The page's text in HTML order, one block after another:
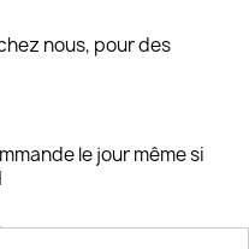
nous, pour des
le jour même si